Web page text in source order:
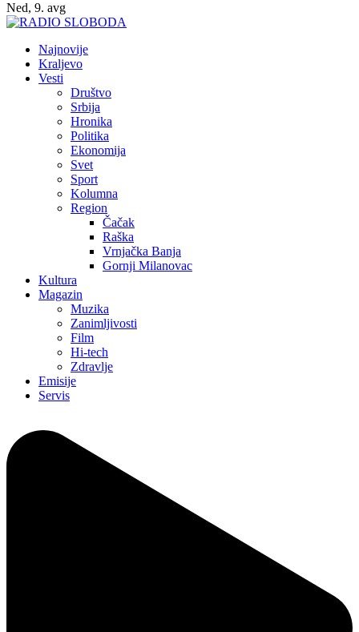
Ned, 9. avg
Najnovije
Kraljevo
Vesti
Društvo
Srbija
Hronika
Politika
Ekonomija
Svet
Sport
Kolumna
Region
Čačak
Raška
Vrnjačka Banja
Gornji Milanovac
Kultura
Magazin
Muzika
Zanimljivosti
Film
Hi-tech
Zdravlje
Emisije
Servis